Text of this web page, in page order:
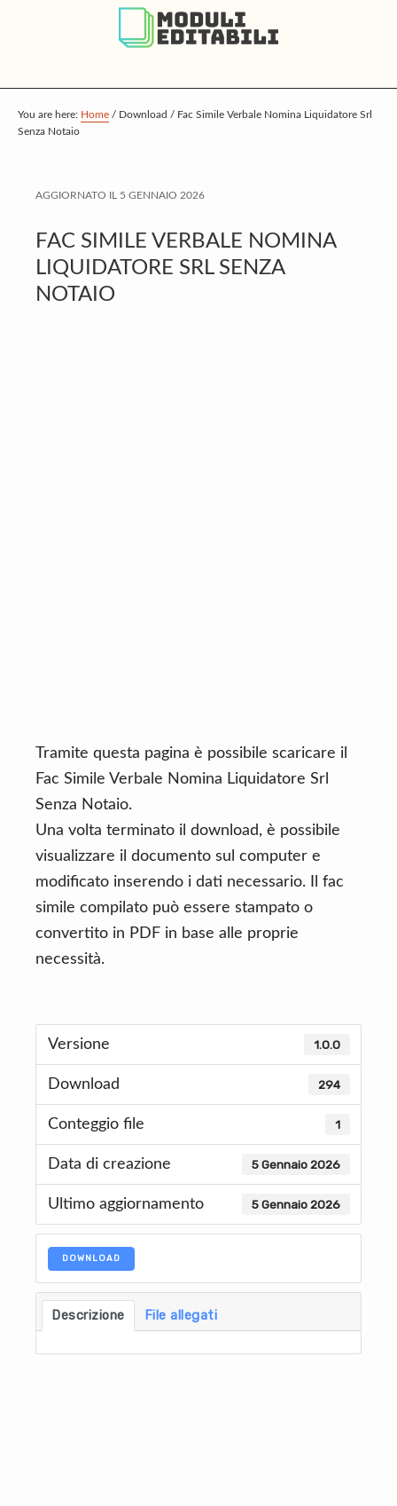
p
t
a
n
c
o
p
t
r
m
a
r
p
t
o
t
e
r
You are here: Home / Download / Fac Simile Verbale Nomina Liquidatore Srl
Senza Notaio
AGGIORNATO IL 5 GENNAIO 2026
FAC SIMILE VERBALE NOMINA
LIQUIDATORE SRL SENZA
NOTAIO
Tramite questa pagina è possibile scaricare il
Fac Simile Verbale Nomina Liquidatore Srl
Senza Notaio.
Una volta terminato il download, è possibile
visualizzare il documento sul computer e
modificato inserendo i dati necessario. Il fac
simile compilato può essere stampato o
convertito in PDF in base alle proprie
necessità.
Versione 1.0.0
Download 294
Conteggio file 1
Data di creazione 5 Gennaio 2026
Ultimo aggiornamento 5 Gennaio 2026
DOWNLOAD
Descrizione File allegati